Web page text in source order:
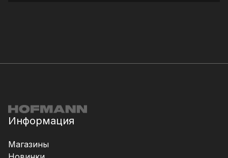
Информация
Магазины